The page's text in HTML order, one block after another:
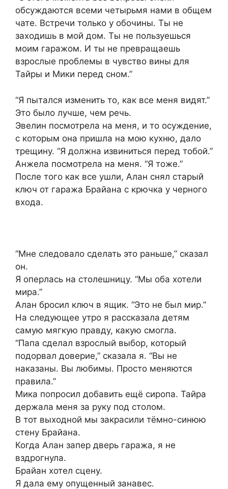
обсуждаются всеми четырьмя нами в общем
чате. Встречи только у обочины. Ты не
заходишь в мой дом. Ты не пользуешься
моим гаражом. И ты не превращаешь
взрослые проблемы в чувство вины для
Тайры и Мики перед сном.”
“Я пытался изменить то, как все меня видят.”
Это было лучше, чем речь.
Эвелин посмотрела на меня, и то осуждение,
с которым она пришла на мою кухню, дало
трещину. “Я должна извиниться перед тобой.”
Анжела посмотрела на меня. “Я тоже.”
После того как все ушли, Алан снял старый
ключ от гаража Брайана с крючка у черного
входа.
“Мне следовало сделать это раньше,” сказал
он.
Я оперлась на столешницу. “Мы оба хотели
мира.”
Алан бросил ключ в ящик. “Это не был мир.”
На следующее утро я рассказала детям
самую мягкую правду, какую смогла.
“Папа сделал взрослый выбор, который
подорвал доверие,” сказала я. “Вы не
наказаны. Вы любимы. Просто меняются
правила.”
Мика попросил добавить ещё сиропа. Тайра
держала меня за руку под столом.
В тот выходной мы закрасили тёмно-синюю
стену Брайана.
Когда Алан запер дверь гаража, я не
вздрогнула.
Брайан хотел сцену.
Я дала ему опущенный занавес.